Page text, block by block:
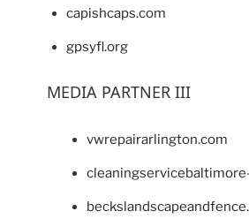
capishcaps.com
gpsyfl.org
MEDIA PARTNER III
vwrepairarlington.com